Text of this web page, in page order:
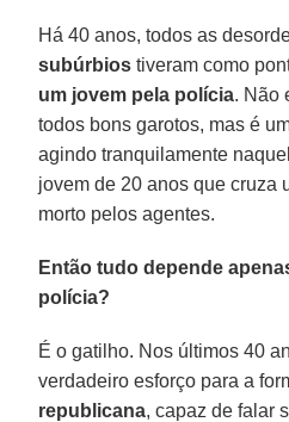
Há 40 anos, todos as
subúrbios tiveram como
um jovem pela polícia. Não
todos bons garotos, mas é
agindo tranquilamente
jovem de 20 anos que cruza
morto pelos agentes.
Então tudo depende
polícia?
É o gatilho. Nos últimos 40
verdadeiro esforço para a
republicana, capaz de falar